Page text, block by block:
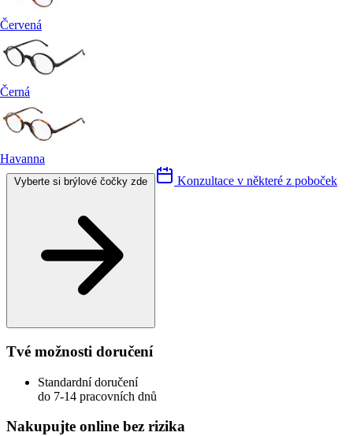
Červená
Černá
Havanna
Konzultace v některé z poboček
Tvé možnosti doručení
Standardní doručení
do 7-14 pracovních dnů
Nakupujte online bez rizika